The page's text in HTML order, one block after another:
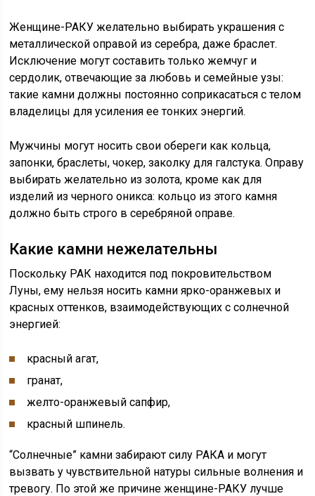
Женщине-РАКУ желательно выбирать украшения с
металлической оправой из серебра, даже браслет.
Исключение могут составить только жемчуг и
сердолик, отвечающие за любовь и семейные узы:
такие камни должны постоянно соприкасаться с телом
владелицы для усиления ее тонких энергий.
Мужчины могут носить свои обереги как кольца,
запонки, браслеты, чокер, заколку для галстука. Оправу
выбирать желательно из золота, кроме как для
изделий из черного оникса: кольцо из этого камня
должно быть строго в серебряной оправе.
Какие камни нежелательны
Поскольку РАК находится под покровительством
Луны, ему нельзя носить камни ярко-оранжевых и
красных оттенков, взаимодействующих с солнечной
энергией:
красный агат,
гранат,
желто-оранжевый сапфир,
красный шпинель.
“Солнечные” камни забирают силу РАКА и могут
вызвать у чувствительной натуры сильные волнения и
тревогу. По этой же причине женщине-РАКУ лучше